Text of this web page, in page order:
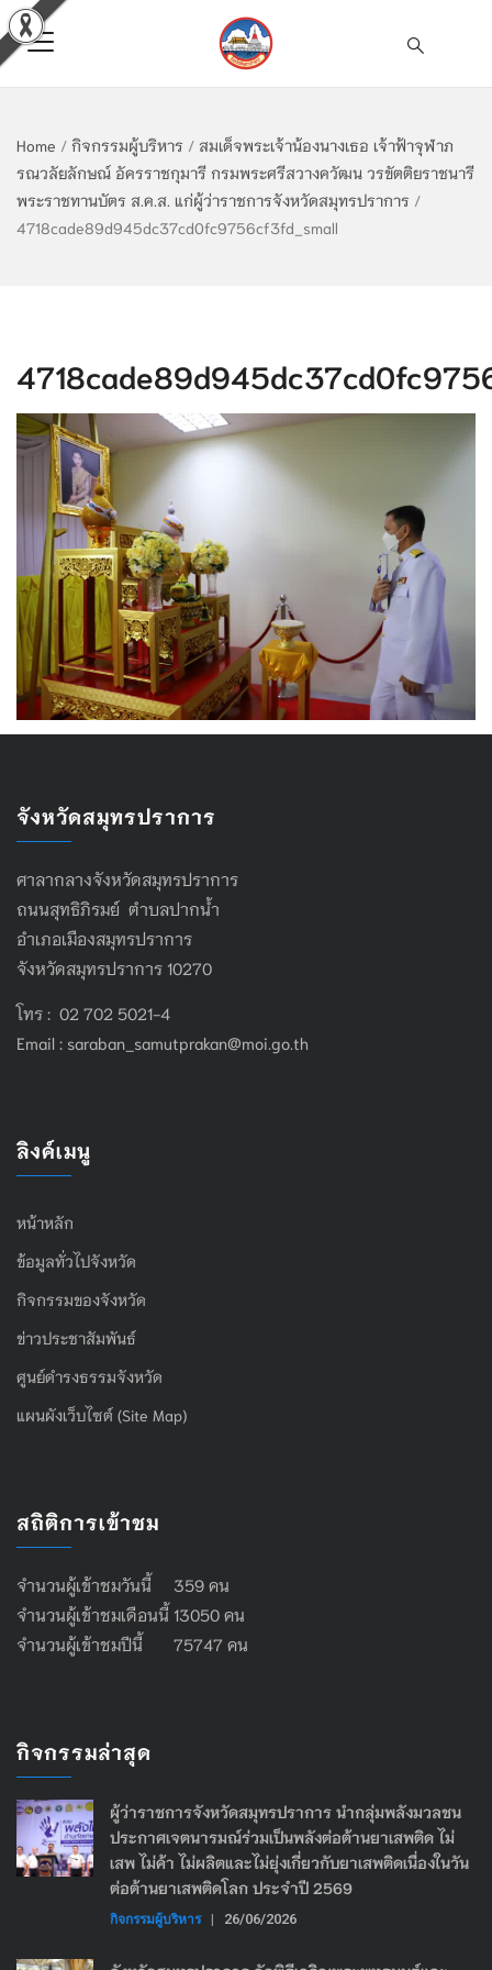
Home / กิจกรรมผู้บริหาร / สมเด็จพระเจ้าน้องนางเธอ เจ้าฟ้าจุฬาภ
รณวลัยลักษณ์ อัครราชกุมารี กรมพระศรีสวางควัฒน วรขัตติยราชนารี
พระราชทานบัตร ส.ค.ส. แก่ผู้ว่าราชการจังหวัดสมุทรปราการ /
4718cade89d945dc37cd0fc9756cf3fd_small
จังหวัดสมุทรปราการ
ศาลากลางจังหวัดสมุทรปราการ
ถนนสุทธิภิรมย์ ตำบลปากน้ำ
อำเภอเมืองสมุทรปราการ
จังหวัดสมุทรปราการ 10270
โทร : 02 702 5021-4
Email : saraban_samutprakan@moi.go.th
ลิงค์เมนู
หน้าหลัก
ข้อมูลทั่วไปจังหวัด
กิจกรรมของจังหวัด
ข่าวประชาสัมพันธ์
ศูนย์ดำรงธรรมจังหวัด
แผนผังเว็บไซต์ (Site Map)
สถิติการเข้าชม
จำนวนผู้เข้าชมวันนี้ 359 คน
จำนวนผู้เข้าชมเดือนนี้ 13050 คน
จำนวนผู้เข้าชมปีนี้ 75747 คน
กิจกรรมล่าสุด
ผู้ว่าราชการจังหวัดสมุทรปราการ นำกลุ่มพลังมวลชน
ประกาศเจตนารมณ์ร่วมเป็นพลังต่อต้านยาเสพติด ไม่
เสพ ไม่ค้า ไม่ผลิตและไม่ยุ่งเกี่ยวกับยาเสพติดเนื่องในวัน
ต่อต้านยาเสพติดโลก ประจำปี 2569
กิจกรรมผู้บริหาร | 26/06/2026